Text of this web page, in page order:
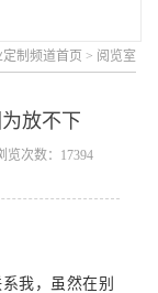
定制频道首页 > 阅览室
放不下
览次数：17394
我，虽然在别